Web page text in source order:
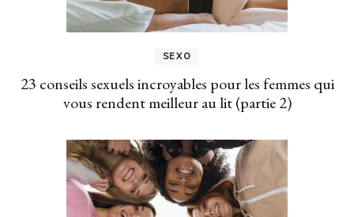
SEXO
23 conseils sexuels incroyables pour les femmes qui
vous rendent meilleur au lit (partie 2)